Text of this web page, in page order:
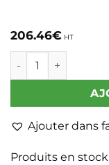
206.46€ HT
quantité de
Ajouter dans
Produits en